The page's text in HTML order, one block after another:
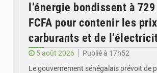
l’énergie bondissent à
FCFA pour contenir les
carburants et de
5 août 2026
Publié à 17h52
Le gouvernement sénégalais prévoit de